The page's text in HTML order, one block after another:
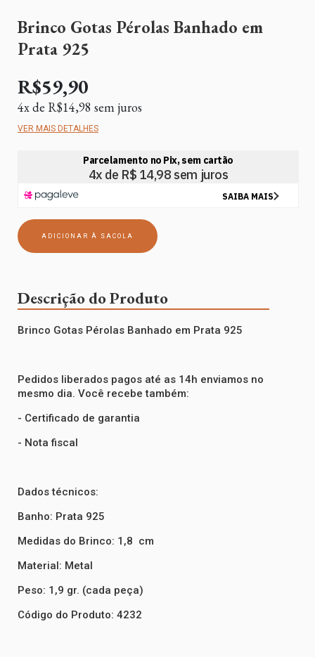
Brinco Gotas Pérolas Banhado em
Prata 925
R$59,90
4x de R$14,98 sem juros
VER MAIS DETALHES
Descrição do Produto
Brinco Gotas Pérolas Banhado em Prata 925
Pedidos liberados pagos até as 14h enviamos no
mesmo dia. Você recebe também:
- Certificado de garantia
- Nota fiscal
Dados técnicos:
Banho: Prata 925
Medidas do Brinco: 1,8 cm
Material: Metal
Peso: 1,9 gr. (cada peça)
Código do Produto: 4232